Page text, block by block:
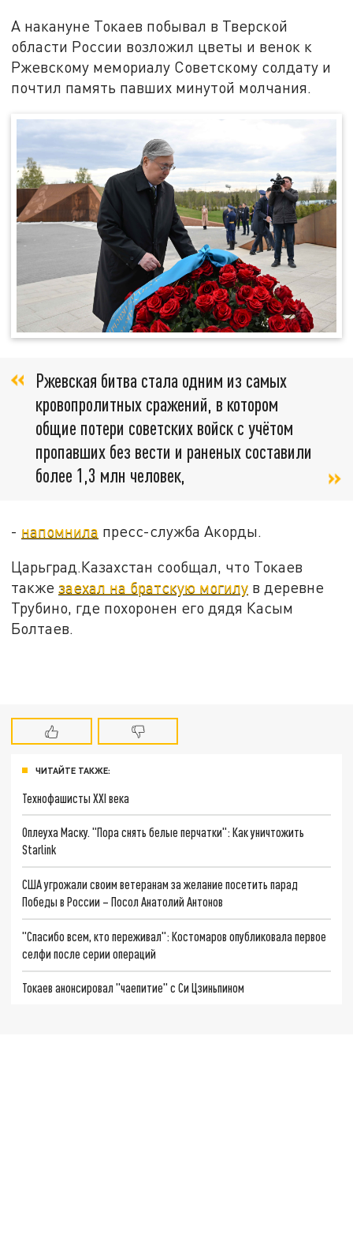
А накануне Токаев побывал в Тверской
области России возложил цветы и венок к
Ржевскому мемориалу Советскому солдату и
почтил память павших минутой молчания.
Ржевская битва стала одним из самых
кровопролитных сражений, в котором
общие потери советских войск с учётом
пропавших без вести и раненых составили
более 1,3 млн человек,
- напомнила пресс-служба Акорды.
Царьград.Казахстан сообщал, что Токаев
такжезаехал на братскую могилу в деревне
Трубино, где похоронен его дядя Касым
Болтаев.
ЧИТАЙТЕ ТАКЖЕ:
Технофашисты XXI века
Оплеуха Маску. "Пора снять белые перчатки": Как уничтожить
Starlink
США угрожали своим ветеранам за желание посетить парад
Победы в России – Посол Анатолий Антонов
"Спасибо всем, кто переживал": Костомаров опубликовала первое
селфи после серии операций
Токаев анонсировал "чаепитие" с Си Цзиньпином